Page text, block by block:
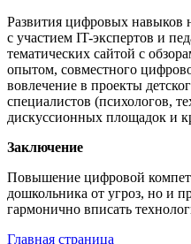
Развития цифровых навыков
с участием IT-экспертов и
тематических сайтой с
опытом, совместного
вовлечение в проекты
специалистов (психологов,
дискуссионных площадок и
Заключение
Повышение цифровой
дошкольника от угроз, но и
гармонично вписать
Главная страница